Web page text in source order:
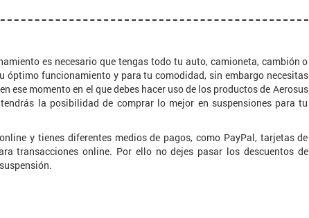
es necesario que tengas todo tu auto, camioneta, cambión o
óptimo funcionamiento y para tu comodidad, sin embargo necesitas
ese momento en el que debes hacer uso de los productos de Aerosus
la posibilidad de comprar lo mejor en suspensiones para tu
y tienes diferentes medios de pagos, como PayPal, tarjetas de
transacciones online. Por ello no dejes pasar los descuentos de